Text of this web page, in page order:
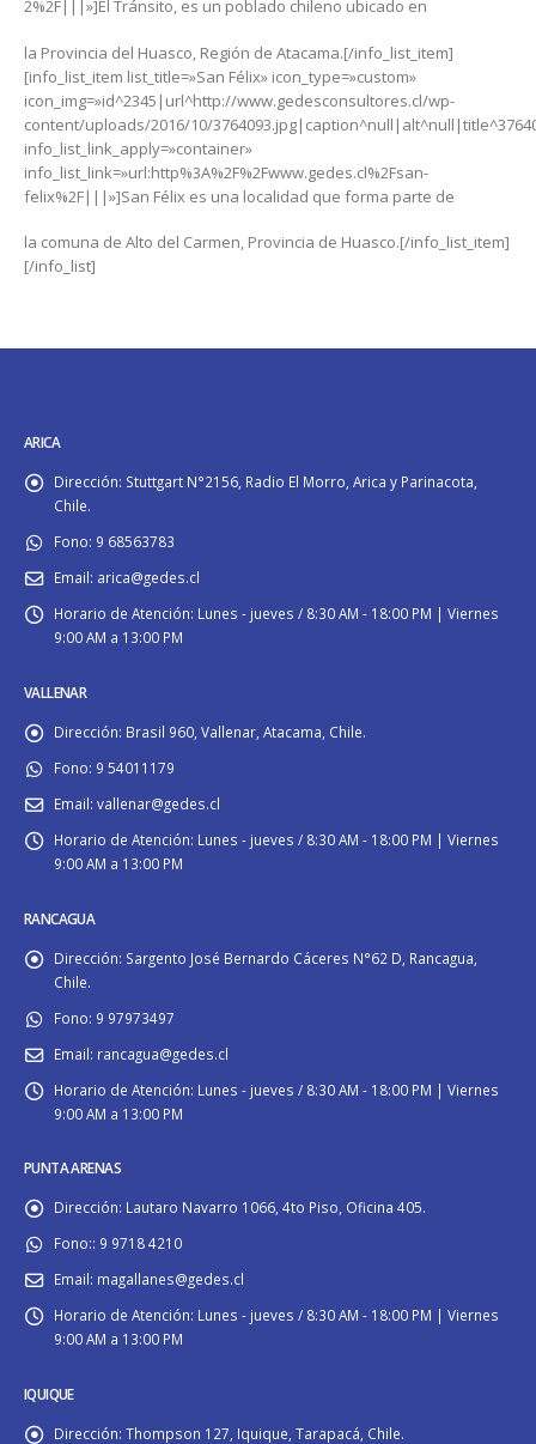
2%2F|||»]El Tránsito, es un poblado chileno ubicado en
la Provincia del Huasco, Región de Atacama.[/info_list_item]
[info_list_item list_title=»San Félix» icon_type=»custom»
icon_img=»id^2345|url^http://www.gedesconsultores.cl/wp-
content/uploads/2016/10/
info_list_link_apply=»container»
info_list_link=»url:http%3A%2F%2Fwww.gedes.cl%2Fsan-
felix%2F|||»]San Félix es una localidad que forma parte de
la comuna de Alto del Carmen, Provincia de Huasco.[/info_list_item]
[/info_list]
ARICA
Dirección: Stuttgart N°2156, Radio El Morro, Arica y Parinacota,
Chile.
Fono: 9 68563783
Email: arica@gedes.cl
Horario de Atención: Lunes - jueves / 8:30 AM - 18:00 PM | Viernes
9:00 AM a 13:00 PM
VALLENAR
Dirección: Brasil 960, Vallenar, Atacama, Chile.
Fono: 9 54011179
Email: vallenar@gedes.cl
Horario de Atención: Lunes - jueves / 8:30 AM - 18:00 PM | Viernes
9:00 AM a 13:00 PM
RANCAGUA
Dirección: Sargento José Bernardo Cáceres N°62 D, Rancagua,
Chile.
Fono: 9 97973497
Email: rancagua@gedes.cl
Horario de Atención: Lunes - jueves / 8:30 AM - 18:00 PM | Viernes
9:00 AM a 13:00 PM
PUNTA ARENAS
Dirección: Lautaro Navarro 1066, 4to Piso, Oficina 405.
Fono:: 9 9718 4210
Email: magallanes@gedes.cl
Horario de Atención: Lunes - jueves / 8:30 AM - 18:00 PM | Viernes
9:00 AM a 13:00 PM
IQUIQUE
Dirección: Thompson 127, Iquique, Tarapacá, Chile.